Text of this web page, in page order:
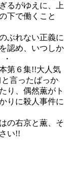
るがゆえに、上
下で働くこと
ぶれない正義に
認め、いつしか
第６集!!大人気
言ったばっか
り、偶然薫がト
りに殺人事件に
の右京と薫、そ
い!!